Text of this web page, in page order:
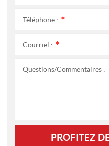
Téléphone :
Courriel :
Questions/Commentaires :
PROFITEZ